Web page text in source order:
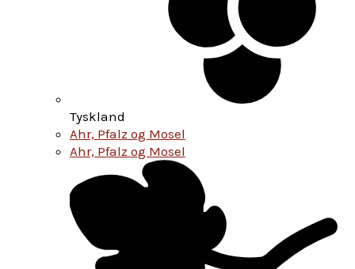
Tyskland
Ahr, Pfalz og Mosel
Ahr, Pfalz og Mosel